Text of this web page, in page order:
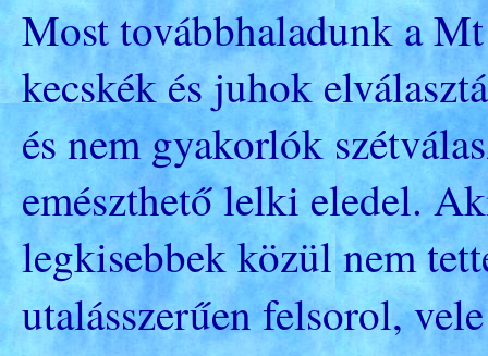
Most továbbhaladunk a
kecskék és juhok
és nem gyakorlók
emészthető lelki eledel.
legkisebbek közül nem
utalásszerűen felsorol,